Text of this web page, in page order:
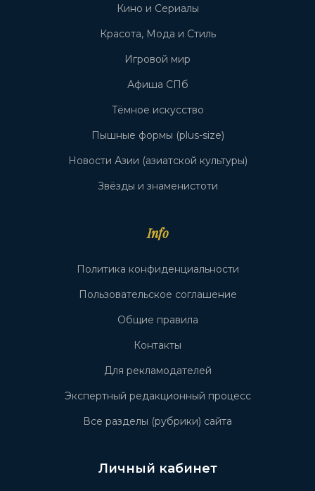
Кино и Сериалы
Красота, Мода и Стиль
Игровой мир
Афиша СПб
Тёмное искусство
Пышные формы (plus-size)
Новости Азии (азиатской культуры)
Звёзды и знаменистоти
Info
Политика конфиденциальности
Пользовательское соглашение
Общие правила
Контакты
Для рекламодателей
Экспертный редакционный процесс
Все разделы (рубрики) сайта
Личный кабинет